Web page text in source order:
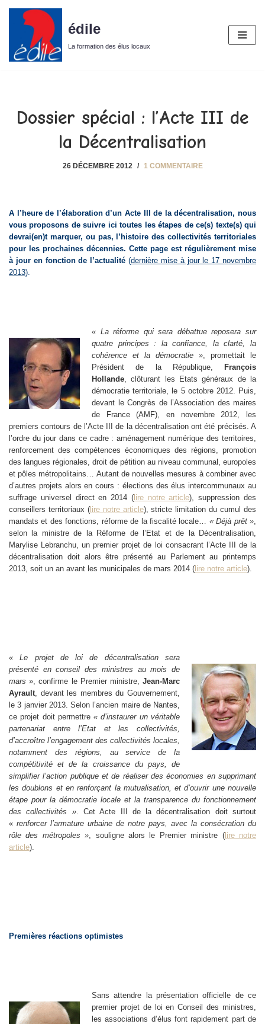
contenu
édile
La formation des élus locaux
Dossier spécial : l’Acte III de
la Décentralisation
26 DÉCEMBRE 2012 1 COMMENTAIRE
A l’heure de l’élaboration d’un Acte III de la décentralisation, nous
vous proposons de suivre ici toutes les étapes de ce(s) texte(s) qui
devrai(en)t marquer, ou pas, l’histoire des collectivités territoriales
pour les prochaines décennies. Cette page est régulièrement mise
à jour en fonction de l’actualité (dernière mise à jour le 17 novembre
2013).
« La réforme qui sera débattue reposera sur
quatre principes : la confiance, la clarté, la
cohérence et la démocratie », promettait le
Président de la République,
François
Hollande, clôturant les Etats généraux de la
démocratie territoriale, le 5 octobre 2012. Puis,
devant le Congrès de l’Association des maires
de France (AMF), en novembre 2012, les
premiers contours de l’Acte III de la décentralisation ont été précisés. A
l’ordre du jour dans ce cadre : aménagement numérique des territoires,
renforcement des compétences économiques des régions, promotion
des langues régionales, droit de pétition au niveau communal, europoles
et pôles métropolitains… Autant de nouvelles mesures à combiner avec
d’autres projets alors en cours : élections des élus intercommunaux au
suffrage universel direct en 2014 (lire notre article), suppression des
conseillers territoriaux (lire notre article), stricte limitation du cumul des
mandats et des fonctions, réforme de la fiscalité locale… « Déjà prêt »,
selon la ministre de la Réforme de l’Etat et de la Décentralisation,
Marylise Lebranchu, un premier projet de loi consacrant l’Acte III de la
décentralisation doit alors être présenté au Parlement au printemps
2013, soit un an avant les municipales de mars 2014 ( lire notre article).
« Le projet de loi de décentralisation sera
présenté en conseil des ministres au mois de
mars », confirme le Premier ministre,Jean-Marc
Ayrault, devant les membres du Gouvernement,
le 3 janvier 2013. Selon l’ancien maire de Nantes,
ce projet doit permettre« d’instaurer un véritable
partenariat entre l’Etat et les collectivités,
d’accroître l’engagement des collectivités locales,
notamment des régions, au service de la
compétitivité et de la croissance du pays, de
simplifier l’action publique et de réaliser des économies en supprimant
les doublons et en renforçant la mutualisation, et d’ouvrir une nouvelle
étape pour la démocratie locale et la transparence du fonctionnement
des collectivités ». Cet Acte III de la décentralisation doit surtout
« renforcer l’armature urbaine de notre pays, avec la consécration du
rôle des métropoles », souligne alors le Premier ministre (lire notre
article).
Premières réactions optimistes
Sans attendre la présentation officielle de ce
premier projet de loi en Conseil des ministres,
les associations d’élus font rapidement part de